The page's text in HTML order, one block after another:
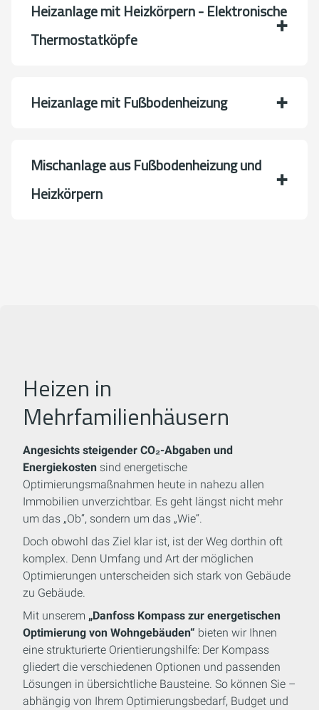
Heizanlage mit Heizkörpern - Elektronische
Thermostatköpfe
Heizanlage mit Fußbodenheizung
Mischanlage aus Fußbodenheizung und
Heizkörpern
Heizen in
Mehrfamilienhäusern
Angesichts steigender CO₂-Abgaben und
Energiekosten sind energetische
Optimierungsmaßnahmen heute in nahezu allen
Immobilien unverzichtbar. Es geht längst nicht mehr
um das „Ob“, sondern um das „Wie“.
Doch obwohl das Ziel klar ist, ist der Weg dorthin oft
komplex. Denn Umfang und Art der möglichen
Optimierungen unterscheiden sich stark von Gebäude
zu Gebäude.
Mit unserem „Danfoss Kompass zur energetischen
Optimierung von Wohngebäuden“ bieten wir Ihnen
eine strukturierte Orientierungshilfe: Der Kompass
gliedert die verschiedenen Optionen und passenden
Lösungen in übersichtliche Bausteine. So können Sie –
abhängig von Ihrem Optimierungsbedarf, Budget und